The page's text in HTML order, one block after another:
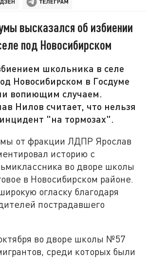
высказался об избиении
под Новосибирском
школьника в селе
Новосибирском в Госдуме
вопиющим случаем.
Нилов считает, что нельзя
инцидент "на тормозах".
от фракции ЛДПР Ярослав
историю с
во дворе школы
в Новосибирском районе.
огласку благодаря
пострадавшего
во дворе школы №57
среди которых были